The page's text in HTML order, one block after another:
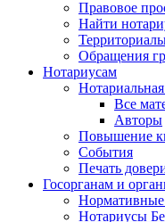
Правовое
Найти
Обращения
Нотариусам
Все
Авторы
Повышение
События
Печать
Госорганам и
Нотариусы